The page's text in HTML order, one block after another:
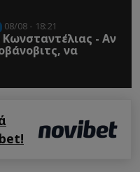
08/08 - 18:21
- Αν
να